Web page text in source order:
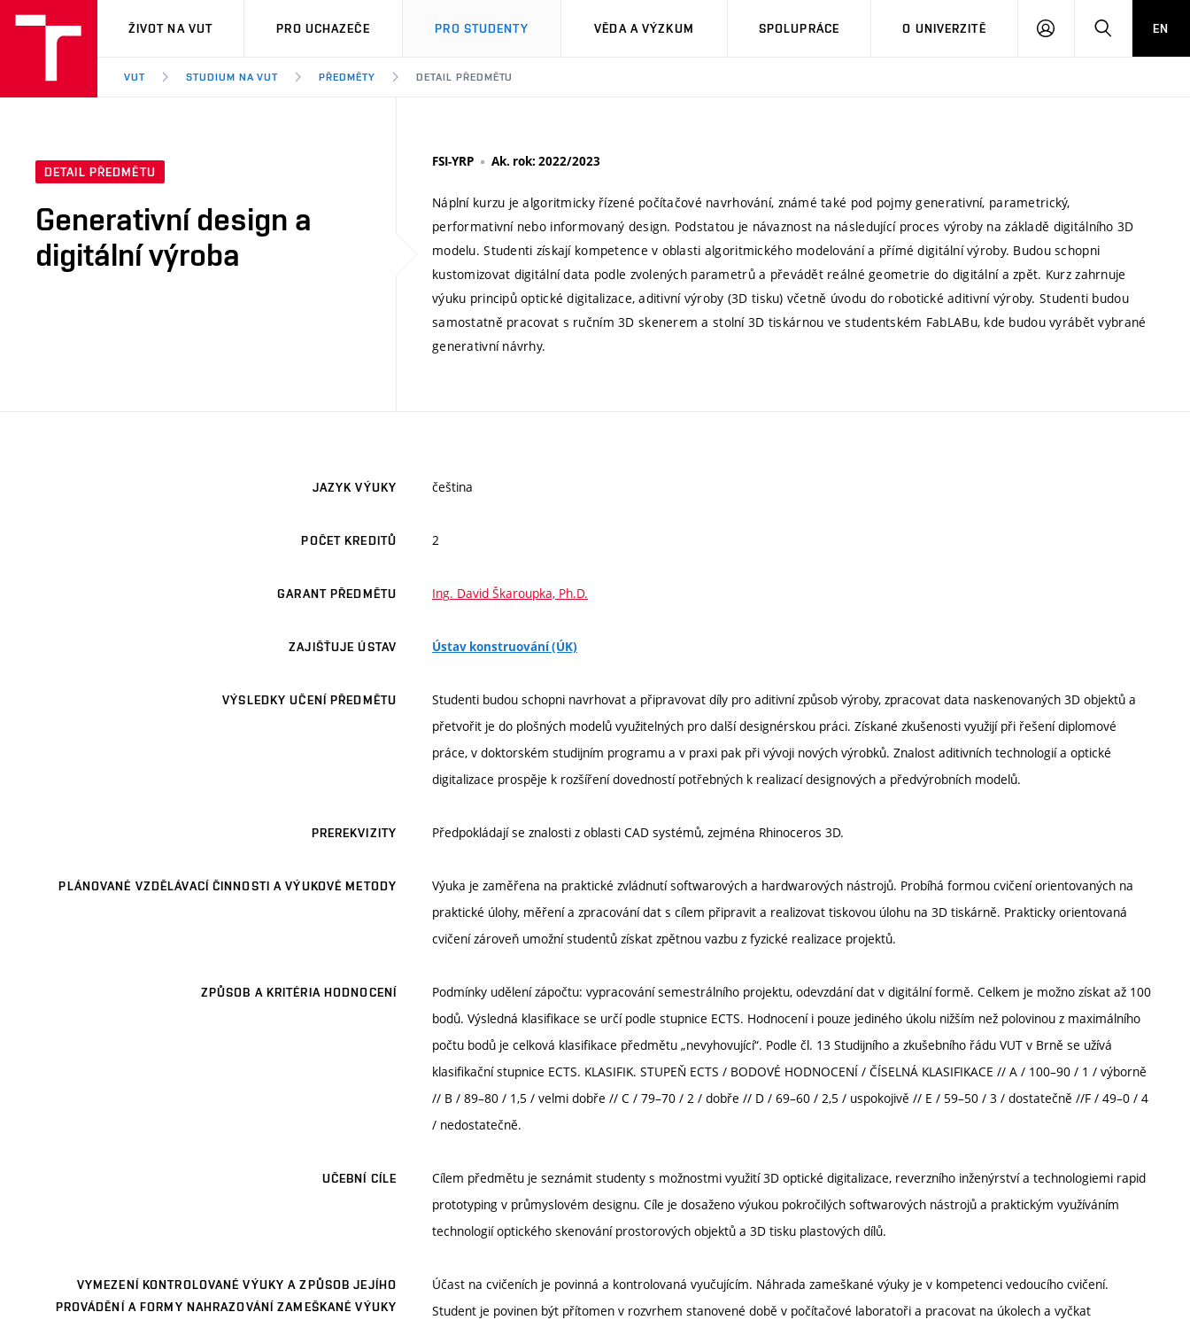
VUT
ŽIVOT NA VUT PRO UCHAZEČE PRO STUDENTY VĚDA A VÝZKUM SPOLUPRÁCE O UNIVERZITĚ
PŘIHLÁSIT HLEDATEN
VUT STUDIUM NA VUT PŘEDMĚTY DETAIL PŘEDMĚTU
DETAIL PŘEDMĚTU
Generativní design a
digitální výroba
FSI-YRP Ak. rok: 2022/2023
Náplní kurzu je algoritmicky řízené počítačové navrhování, známé také pod pojmy generativní, parametrický,
performativní nebo informovaný design. Podstatou je návaznost na následující proces výroby na základě digitálního 3D
modelu. Studenti získají kompetence v oblasti algoritmického modelování a přímé digitální výroby. Budou schopni
kustomizovat digitální data podle zvolených parametrů a převádět reálné geometrie do digitální a zpět. Kurz zahrnuje
výuku principů optické digitalizace, aditivní výroby (3D tisku) včetně úvodu do robotické aditivní výroby. Studenti budou
samostatně pracovat s ručním 3D skenerem a stolní 3D tiskárnou ve studentském FabLABu, kde budou vyrábět vybrané
generativní návrhy.
JAZYK VÝUKY čeština
POČET KREDITŮ 2
GARANT PŘEDMĚTU Ing. David Škaroupka, Ph.D.
ZAJIŠŤUJE ÚSTAV Ústav konstruování (ÚK)
VÝSLEDKY UČENÍ PŘEDMĚTU
Studenti budou schopni navrhovat a připravovat díly pro aditivní způsob výroby, zpracovat data naskenovaných 3D objektů a
přetvořit je do plošných modelů využitelných pro další designérskou práci. Získané zkušenosti využijí při řešení diplomové
práce, v doktorském studijním programu a v praxi pak při vývoji nových výrobků. Znalost aditivních technologií a optické
digitalizace prospěje k rozšíření dovedností potřebných k realizací designových a předvýrobních modelů.
PREREKVIZITY Předpokládají se znalosti z oblasti CAD systémů, zejména Rhinoceros 3D.
PLÁNOVANÉ VZDĚLÁVACÍ ČINNOSTI A VÝUKOVÉ METODY
Výuka je zaměřena na praktické zvládnutí softwarových a hardwarových nástrojů. Probíhá formou cvičení orientovaných na
praktické úlohy, měření a zpracování dat s cílem připravit a realizovat tiskovou úlohu na 3D tiskárně. Prakticky orientovaná
cvičení zároveň umožní studentů získat zpětnou vazbu z fyzické realizace projektů.
ZPŮSOB A KRITÉRIA HODNOCENÍ
Podmínky udělení zápočtu: vypracování semestrálního projektu, odevzdání dat v digitální formě. Celkem je možno získat až 100
bodů. Výsledná klasifikace se určí podle stupnice ECTS. Hodnocení i pouze jediného úkolu nižším než polovinou z maximálního
počtu bodů je celková klasifikace předmětu „nevyhovující“. Podle čl. 13 Studijního a zkušebního řádu VUT v Brně se užívá
klasifikační stupnice ECTS. KLASIFIK. STUPEŇ ECTS / BODOVÉ HODNOCENÍ / ČÍSELNÁ KLASIFIKACE // A / 100–90 / 1 / výborně
// B / 89–80 / 1,5 / velmi dobře // C / 79–70 / 2 / dobře // D / 69–60 / 2,5 / uspokojivě // E / 59–50 / 3 / dostatečně //F / 49–0 / 4
/ nedostatečně.
UČEBNÍ CÍLE
Cílem předmětu je seznámit studenty s možnostmi využití 3D optické digitalizace, reverzního inženýrství a technologiemi rapid
prototyping v průmyslovém designu. Cíle je dosaženo výukou pokročilých softwarových nástrojů a praktickým využíváním
technologií optického skenování prostorových objektů a 3D tisku plastových dílů.
VYMEZENÍ KONTROLOVANÉ VÝUKY A ZPŮSOB JEJÍHO
PROVÁDĚNÍ A FORMY NAHRAZOVÁNÍ ZAMEŠKANÉ VÝUKY
Účast na cvičeních je povinná a kontrolovaná vyučujícím. Náhrada zameškané výuky je v kompetenci vedoucího cvičení.
Student je povinen být přítomen v rozvrhem stanovené době v počítačové laboratoři a pracovat na úkolech a vyčkat